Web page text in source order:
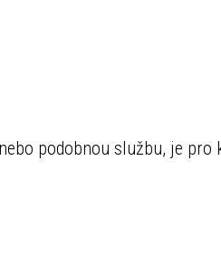
podobnou službu, je pro